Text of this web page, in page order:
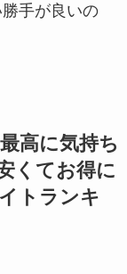
手が良いの
高に気持ち
くてお得に
トランキ